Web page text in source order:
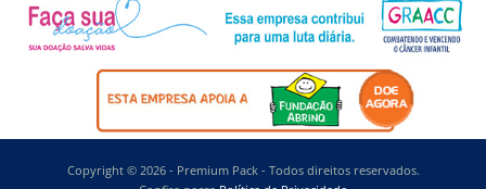
Copyright © 2026 - Premium Pack - Todos direitos reservados.